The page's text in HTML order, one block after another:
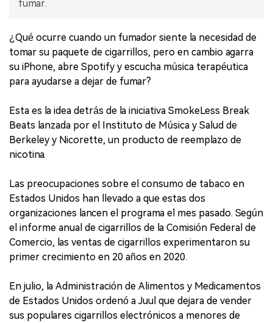
fumar.
¿Qué ocurre cuando un fumador siente la necesidad de
tomar su paquete de cigarrillos, pero en cambio agarra
su iPhone, abre Spotify y escucha música terapéutica
para ayudarse a dejar de fumar?
Esta es la idea detrás de la iniciativa SmokeLess Break
Beats lanzada por el Instituto de Música y Salud de
Berkeley y Nicorette, un producto de reemplazo de
nicotina.
Las preocupaciones sobre el consumo de tabaco en
Estados Unidos han llevado a que estas dos
organizaciones lancen el programa el mes pasado. Según
el informe anual de cigarrillos de la Comisión Federal de
Comercio, las ventas de cigarrillos experimentaron su
primer crecimiento en 20 años en 2020.
En julio, la Administración de Alimentos y Medicamentos
de Estados Unidos ordenó a Juul que dejara de vender
sus populares cigarrillos electrónicos a menores de